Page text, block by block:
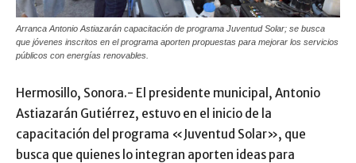
Arranca Antonio Astiazarán capacitación de programa Juventud Solar; se busca
que jóvenes inscritos en el programa aporten propuestas para mejorar los servicios
públicos con energías renovables.
Hermosillo, Sonora.- El presidente municipal, Antonio
Astiazarán Gutiérrez, estuvo en el inicio de la
capacitación del programa «Juventud Solar», que
busca que quienes lo integran aporten ideas para